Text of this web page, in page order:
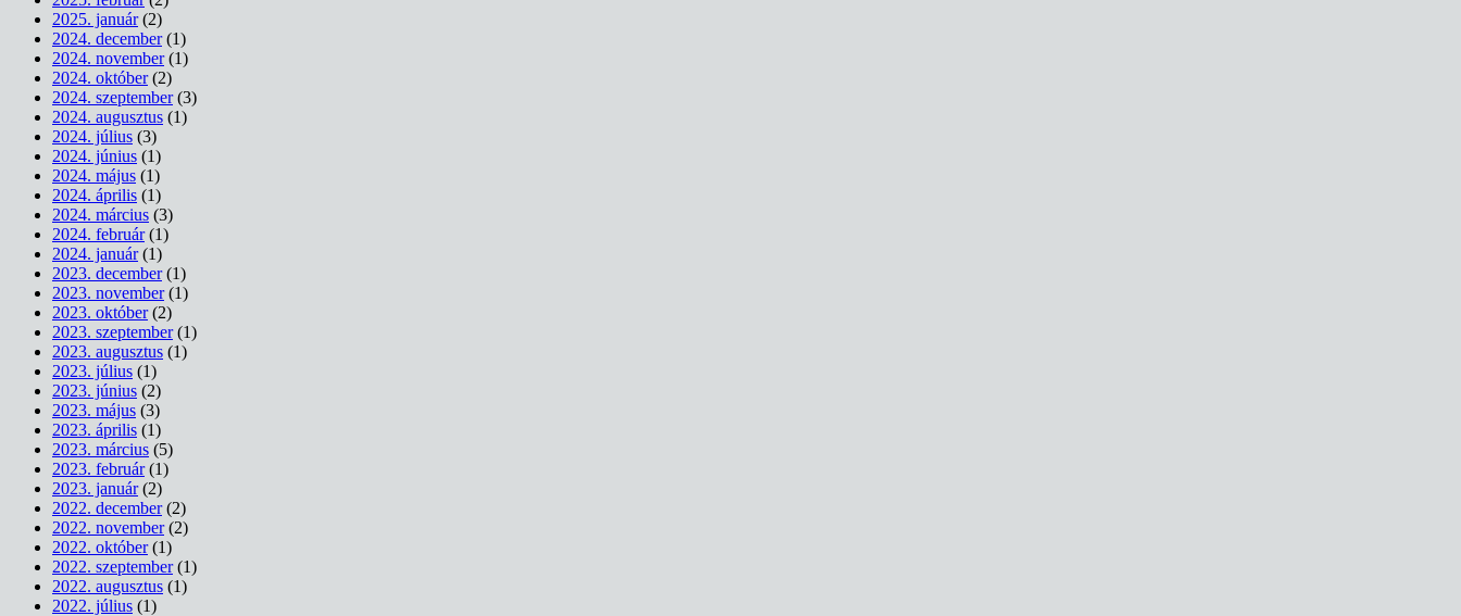
2025. január(2)
2024. december(1)
2024. november(1)
2024. október(2)
2024. szeptember(3)
2024. augusztus (1)
2024. július (3)
2024. június (1)
2024. május (1)
2024. április (1)
2024. március (3)
2024. február(1)
2024. január(1)
2023. december(1)
2023. november(1)
2023. október(2)
2023. szeptember(1)
2023. augusztus (1)
2023. július (1)
2023. június (2)
2023. május (3)
2023. április (1)
2023. március (5)
2023. február(1)
2023. január(2)
2022. december(2)
2022. november(2)
2022. október(1)
2022. szeptember(1)
2022. augusztus (1)
2022. július (1)